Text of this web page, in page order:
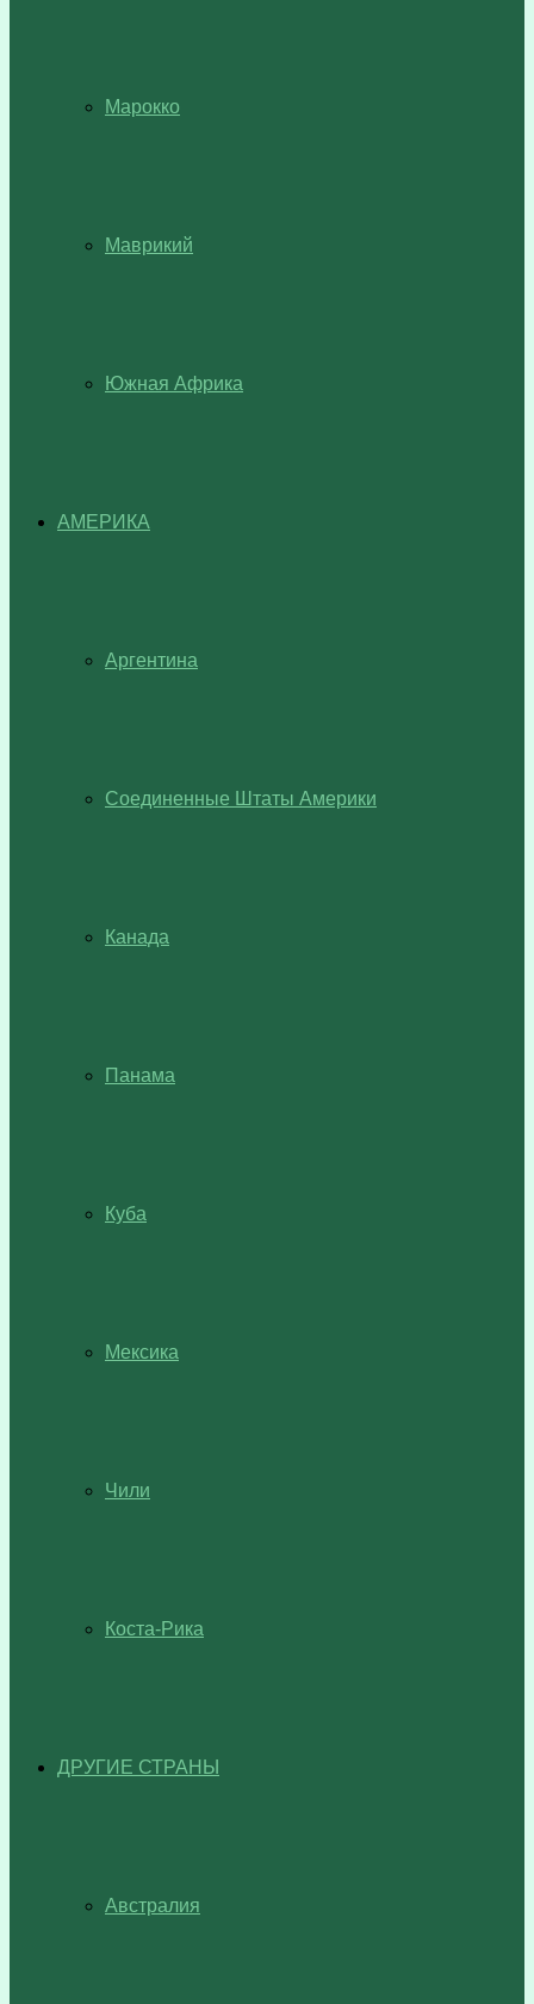
Марокко
Маврикий
Южная Африка
АМЕРИКА
Аргентина
Соединенные Штаты Америки
Канада
Панама
Куба
Мексика
Чили
Коста-Рика
ДРУГИЕ СТРАНЫ
Австралия